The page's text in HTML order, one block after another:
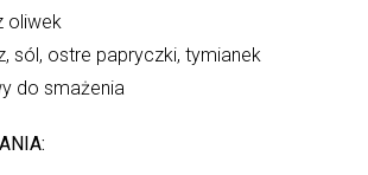
oliwek
sól, ostre papryczki, tymianek
do smażenia